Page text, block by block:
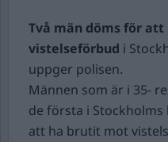
Två män döms för
vistelseförbud i
uppger polisen.
Männen som är i 35-
de första i
att ha brutit mot